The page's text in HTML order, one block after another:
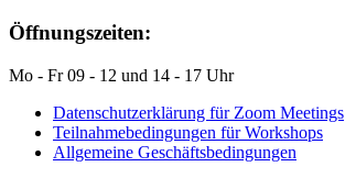
Öffnungszeiten:
Mo - Fr 09 - 12 und 14 - 17 Uhr
Datenschutzerklärung für Zoom Meetings
Teilnahmebedingungen für Workshops
Allgemeine Geschäftsbedingungen